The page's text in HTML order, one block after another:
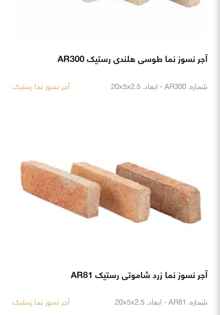
آجر نسوز نما طوسی هلندی رستیک AR300
شماره. AR300 - ابعاد. 20x5x2.5 آجر نسوز نما رستیک
آجر نسوز نما زرد شاموتی رستیک AR81
شماره. AR81 - ابعاد. 20x5x2.5 آجر نسوز نما رستیک